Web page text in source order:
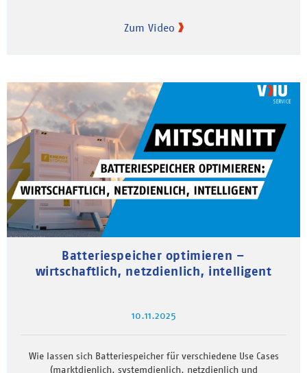
Zum Video
Batteriespeicher optimieren –
wirtschaftlich, netzdienlich, intelligent
10.11.2025
Wie lassen sich Batteriespeicher für verschiedene Use Cases
(marktdienlich, systemdienlich, netzdienlich und